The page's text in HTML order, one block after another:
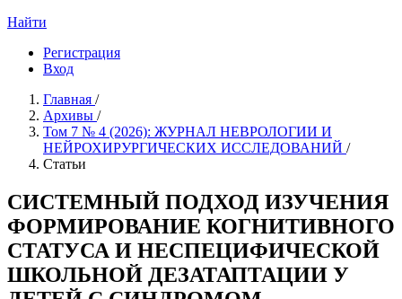
Найти
Регистрация
Вход
Главная /
Архивы /
Том 7 № 4 (2026): ЖУРНАЛ НЕВРОЛОГИИ И
НЕЙРОХИРУРГИЧЕСКИХ ИССЛЕДОВАНИЙ /
Статьи
СИСТЕМНЫЙ ПОДХОД ИЗУЧЕНИЯ
ФОРМИРОВАНИЕ КОГНИТИВНОГО
СТАТУСА И НЕСПЕЦИФИЧЕСКОЙ
ШКОЛЬНОЙ ДЕЗАТАПТАЦИИ У